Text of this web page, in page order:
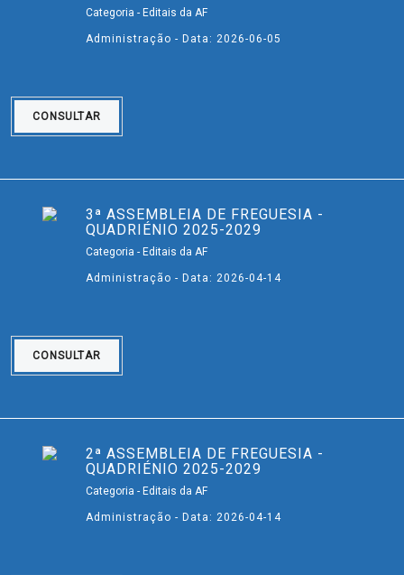
Categoria - Editais da AF
Administração - Data: 2026-06-05
CONSULTAR
3ª ASSEMBLEIA DE FREGUESIA -
QUADRIÉNIO 2025-2029
Categoria - Editais da AF
Administração - Data: 2026-04-14
CONSULTAR
2ª ASSEMBLEIA DE FREGUESIA -
QUADRIÉNIO 2025-2029
Categoria - Editais da AF
Administração - Data: 2026-04-14